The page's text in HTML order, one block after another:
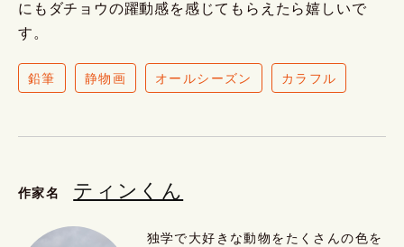
にもダチョウの躍動感を感じてもらえたら嬉しいで
す。
鉛筆 静物画 オールシーズン カラフル
作家名 ティンくん
独学で大好きな動物をたくさんの色を